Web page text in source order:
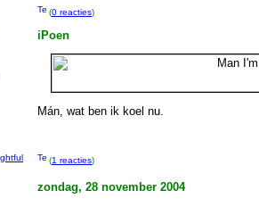
(0 reacties)
iPoen
Mán, wat ben ik koel nu.
(1 reacties)
zondag, 28 november 2004